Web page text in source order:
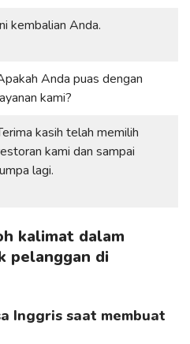
kembalian Anda.
Anda puas dengan
kami?
kasih telah memilih
kami dan sampai
lagi.
kalimat dalam
pelanggan di
Inggris saat membuat